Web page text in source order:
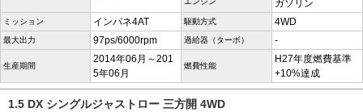
ガソリン
ミッション インパネ4AT 駆動方式 4WD
最大出力 97ps/6000rpm 過給器（ターボ） -
生産期間
2014年06月～201
5年06月
燃費性能
H27年度燃費基準
+10%達成
1.5 DX シングルジャストロー 三方開 4WD